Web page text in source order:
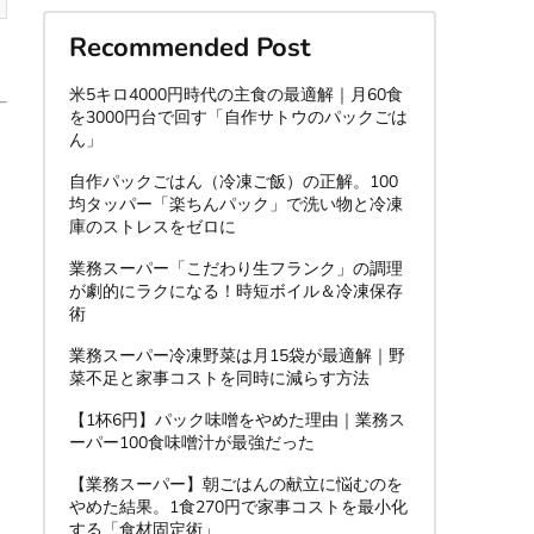
Recommended Post
米5キロ4000円時代の主食の最適解｜月60食
を3000円台で回す「自作サトウのパックごは
ん」
自作パックごはん（冷凍ご飯）の正解。100
均タッパー「楽ちんパック」で洗い物と冷凍
庫のストレスをゼロに
業務スーパー「こだわり生フランク」の調理
が劇的にラクになる！時短ボイル＆冷凍保存
術
業務スーパー冷凍野菜は月15袋が最適解｜野
菜不足と家事コストを同時に減らす方法
【1杯6円】パック味噌をやめた理由｜業務ス
ーパー100食味噌汁が最強だった
【業務スーパー】朝ごはんの献立に悩むのを
やめた結果。1食270円で家事コストを最小化